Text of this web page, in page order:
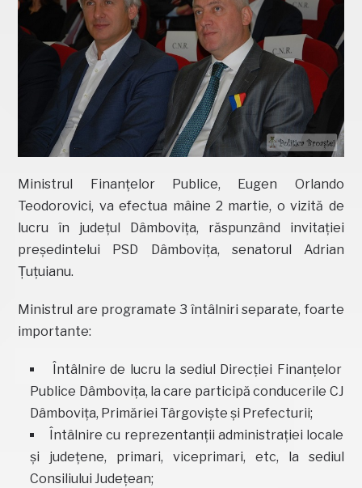
Ministrul Finanțelor Publice, Eugen Orlando
Teodorovici, va efectua mâine 2 martie, o vizită de
lucru în județul Dâmbovița, răspunzând invitației
președintelui PSD Dâmbovița, senatorul Adrian
Țuțuianu.
Ministrul are programate 3 întâlniri separate, foarte
importante:
Întâlnire de lucru la sediul Direcției Finanțelor
Publice Dâmbovița, la care participă conducerile CJ
Dâmbovița, Primăriei Târgoviște și Prefecturii;
Întâlnire cu reprezentanții administrației locale
și județene, primari, viceprimari, etc, la sediul
Consiliului Județean;